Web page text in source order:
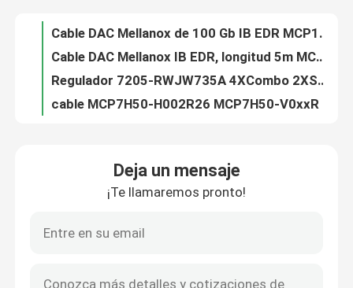
Recorrido por la fábrica
Control de Calidad
Casos
Solicitar una cotización
Cable DAC Mellanox de 100 Gb IB EDR MCP1600-E003E26 MCP1600-E0xxxE QSFP28 3m
Cable DAC Mellanox IB EDR, longitud 5m MCP1600-E005E26, alta velocidad 100Gb/s QSFP28, nuevo y original
Regulador 7205-RWJW735A 4XCombo 2XSFP de 256AP Aruba Wireles
Deja un mensaje
¡Te llamaremos pronto!